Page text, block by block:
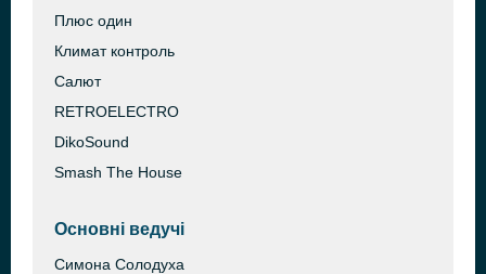
Плюс один
Климат контроль
Салют
RETROELECTRO
DikoSound
Smash The House
Основні ведучі
Симона Солодуха